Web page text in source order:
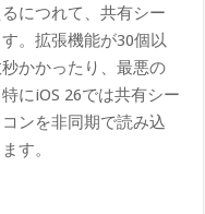
につれて、共有シー
。拡張機能が30個以
かかったり、最悪の
にiOS 26では共有シー
ンを非同期で読み込
す。